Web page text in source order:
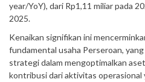
year/YoY), dari Rp1,11 miliar pada
2025.
Kenaikan signifikan ini
fundamental usaha Perseroan,
strategi dalam mengoptimalkan
kontribusi dari aktivitas operasional